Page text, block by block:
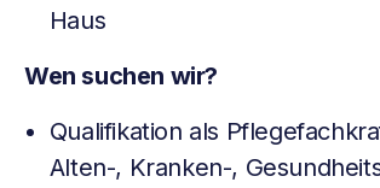
Haus
Wen suchen wir?
Qualifikation als
Alten-, Kranken-,